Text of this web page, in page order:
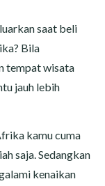
saat beli
Bila
tempat wisata
jauh lebih
kamu cuma
saja. Sedangkan
kenaikan